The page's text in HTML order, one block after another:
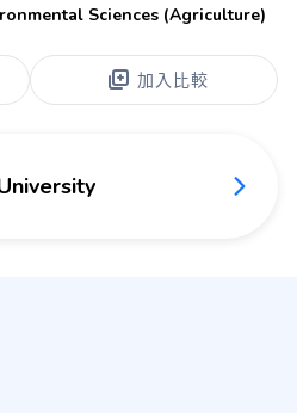
Sciences (Agriculture)
加入比較